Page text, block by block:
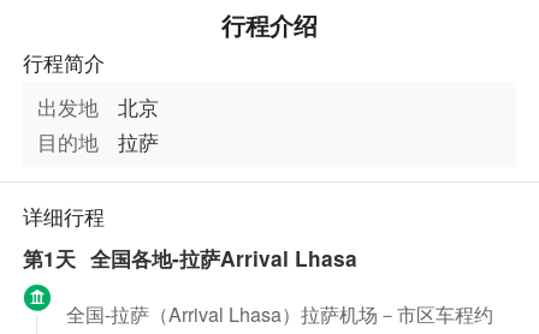
行程介绍
行程简介
出发地
北京
目的地
拉萨
详细行程
第1天 全国各地-拉萨Arrival Lhasa
全国-拉萨（Arrival Lhasa）拉萨机场－市区车程约